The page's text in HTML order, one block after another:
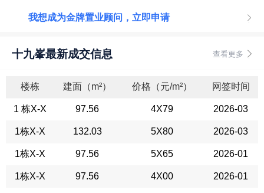
我想成为金牌置业顾问，立即申请
十九峯最新成交信息 查看更多
楼栋 建面（m²） 价格（元/m²） 网签时间
1 栋X-X 97.56 4X79 2026-03
1栋X-X 132.03 5X80 2026-03
1栋X-X 97.56 5X65 2026-01
1栋X-X 97.56 4X00 2026-01